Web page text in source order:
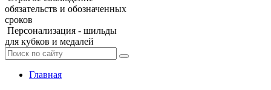
обязательств и обозначенных
сроков
Персонализация - шильды
для кубков и медалей
Главная